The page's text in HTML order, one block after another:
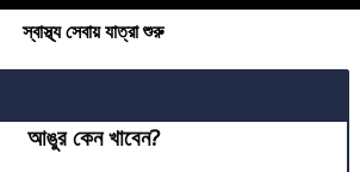
স্বাস্থ্য সেবায় যাত্রা শুরু
আঙুর কেন খাবেন?